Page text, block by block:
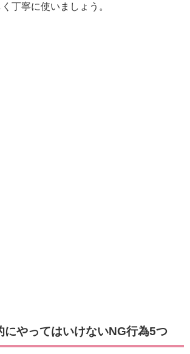
丁寧に使いましょう。
にやってはいけないNG行為5つ